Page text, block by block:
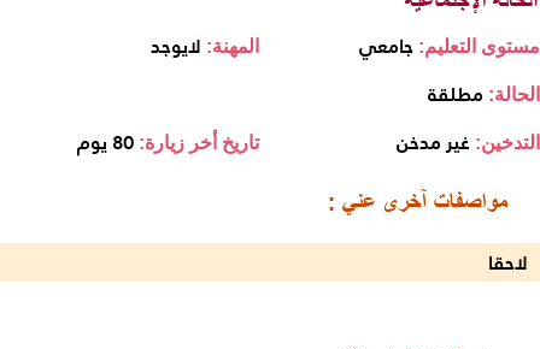
المهنة: لايوجد مستوى التعليم: جامعي
الحالة: مطلقة
تاريخ أخر زيارة: 80 يوم التدخين: غير مدخن
لاحقا